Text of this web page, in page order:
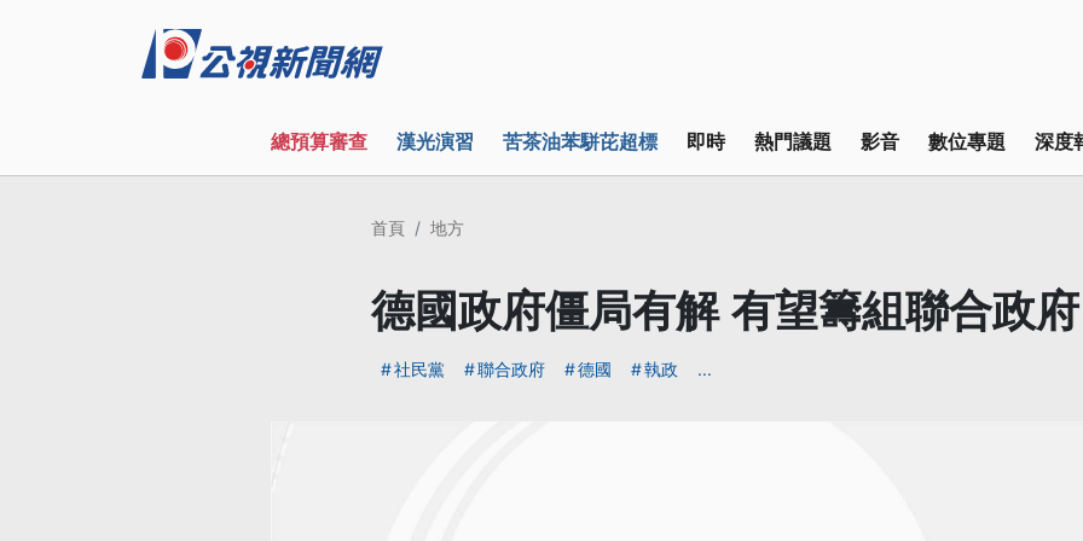
總預算審查 漢光演習 苦茶油苯駢芘超標 即時 熱門議題 影音 數位專題 深度
首頁 地方
德國政府僵局有解 有望籌組聯合政府
社民黨 聯合政府 德國 執政 ...